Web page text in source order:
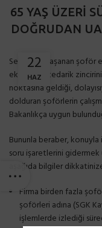
65 YAŞ ÜZERİ
DOĞRUDAN
22
HAZ
Sektörde yaşanan şoför
eklenince, tedarik
noktasına geldiği,
dolduran şoförlerin
Bakanlıkça uygun
Bununla beraber, konuyla
soru işaretlerini
aşağıda bilgiler
Firma birden fazla
şoförleri adına (SGK
işlemlerde izlediği